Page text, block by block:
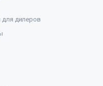
дилеров